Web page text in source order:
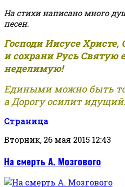
На стихи написано много
песен.
Господи Иисусе
и сохрани Русь Святую
неделимую!
Едиными можно быть
а Дорогу осилит
Страница
Вторник, 26 мая 2015 12:43
На смерть А. Мозгового